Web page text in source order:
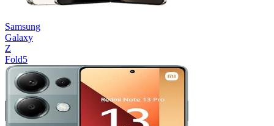
Samsung
Galaxy
Z
Fold5